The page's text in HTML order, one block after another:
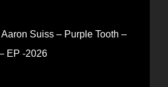
Suiss – Purple Tooth –
EP -2026